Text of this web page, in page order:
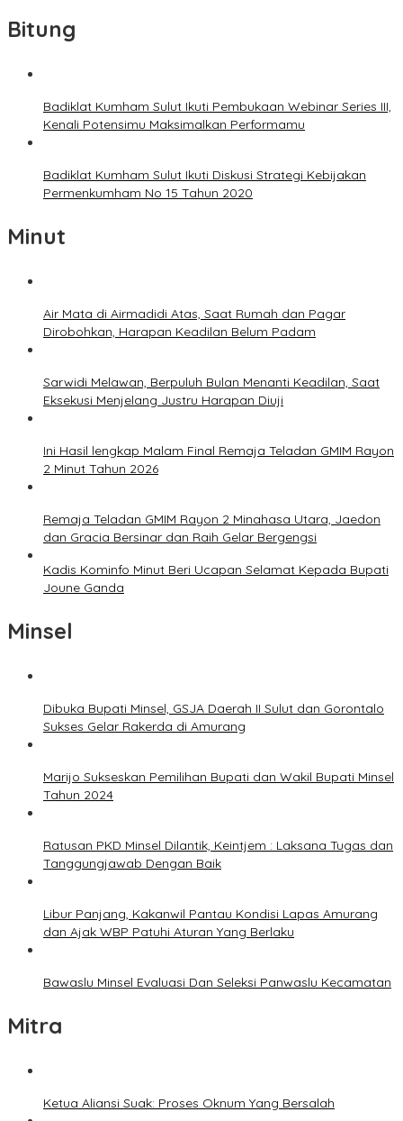
Bitung
Badiklat Kumham Sulut Ikuti Pembukaan Webinar Series III,
Kenali Potensimu Maksimalkan Performamu
Badiklat Kumham Sulut Ikuti Diskusi Strategi Kebijakan
Permenkumham No 15 Tahun 2020
Minut
Air Mata di Airmadidi Atas, Saat Rumah dan Pagar
Dirobohkan, Harapan Keadilan Belum Padam
Sarwidi Melawan, Berpuluh Bulan Menanti Keadilan, Saat
Eksekusi Menjelang Justru Harapan Diuji
Ini Hasil lengkap Malam Final Remaja Teladan GMIM Rayon
2 Minut Tahun 2026
Remaja Teladan GMIM Rayon 2 Minahasa Utara, Jaedon
dan Gracia Bersinar dan Raih Gelar Bergengsi
Kadis Kominfo Minut Beri Ucapan Selamat Kepada Bupati
Joune Ganda
Minsel
Dibuka Bupati Minsel, GSJA Daerah II Sulut dan Gorontalo
Sukses Gelar Rakerda di Amurang
Marijo Sukseskan Pemilihan Bupati dan Wakil Bupati Minsel
Tahun 2024
Ratusan PKD Minsel Dilantik, Keintjem : Laksana Tugas dan
Tanggungjawab Dengan Baik
Libur Panjang, Kakanwil Pantau Kondisi Lapas Amurang
dan Ajak WBP Patuhi Aturan Yang Berlaku
Bawaslu Minsel Evaluasi Dan Seleksi Panwaslu Kecamatan
Mitra
Ketua Aliansi Suak: Proses Oknum Yang Bersalah